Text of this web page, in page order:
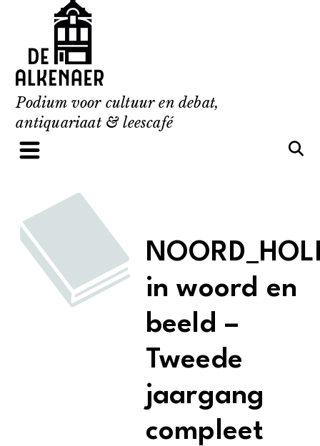
content
Podium voor cultuur en debat,
antiquariaat & leescafé
in woord en
beeld –
Tweede
jaargang
compleet